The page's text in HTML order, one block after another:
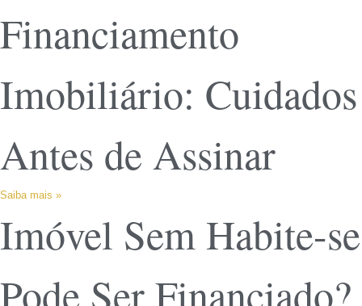
Financiamento
Imobiliário: Cuidados
Antes de Assinar
Saiba mais »
Imóvel Sem Habite-se
Pode Ser Financiado?